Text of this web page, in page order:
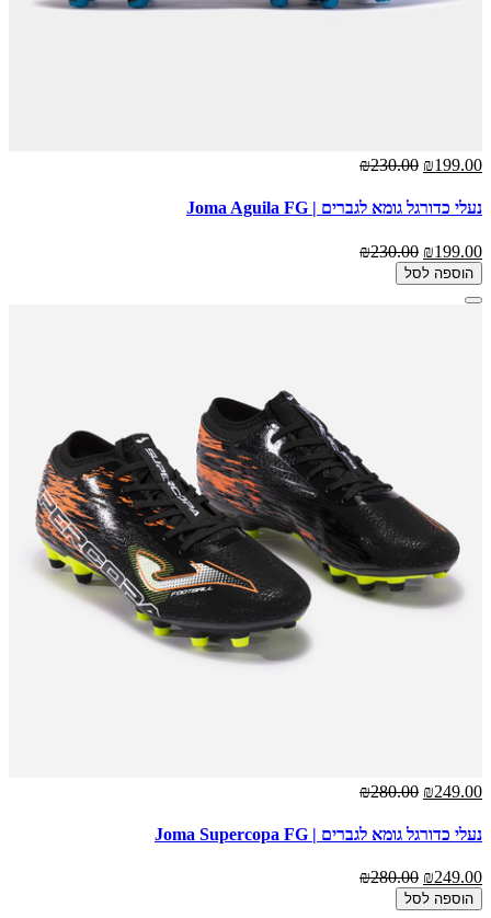
₪199.00
₪230.00
נעלי כדורגל גומא לגברים | Joma Aguila FG
₪199.00
₪230.00
הוספה לסל
₪249.00
₪280.00
נעלי כדורגל גומא לגברים | Joma Supercopa FG
₪249.00
₪280.00
הוספה לסל